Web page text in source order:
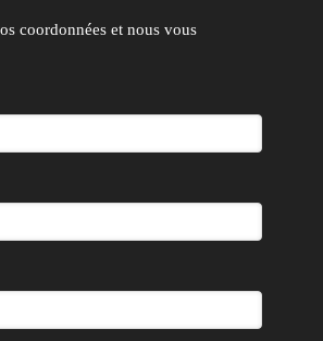
coordonnées et nous vous